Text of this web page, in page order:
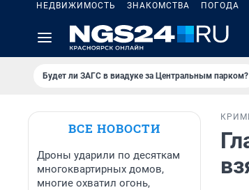
НЕДВИЖИМОСТЬ ЗНАКОМСТВА ПОГОДА
Будет ли ЗАГС в виадуке за Центральным парком?
ВСЕ НОВОСТИ
Дроны ударили по десяткам
многоквартирных домов,
многие охватил огонь,